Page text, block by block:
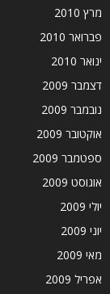
מרץ 2010
פברואר 2010
ינואר 2010
דצמבר 2009
נובמבר 2009
אוקטובר 2009
ספטמבר 2009
אוגוסט 2009
יולי 2009
יוני 2009
מאי 2009
אפריל 2009